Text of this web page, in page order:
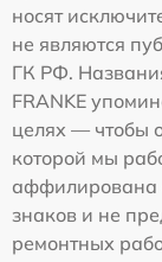
носят
не являются
ГК РФ.
FRANKE
целях — чтобы
которой мы
аффилирована
знаков и не
ремонтных